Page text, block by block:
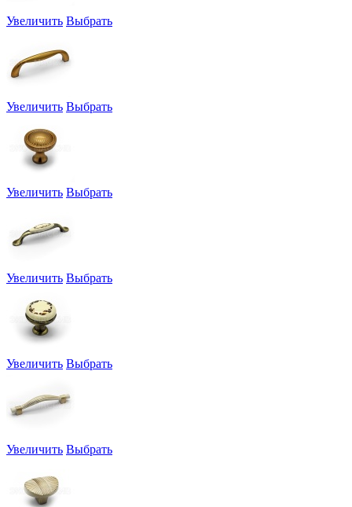
Увеличить Выбрать
Увеличить Выбрать
Увеличить Выбрать
Увеличить Выбрать
Увеличить Выбрать
Увеличить Выбрать